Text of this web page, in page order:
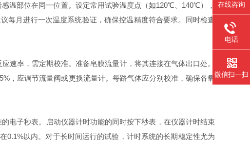
温部位在同一位置。设定常用试验温度点（如120℃、140℃），
月进行一次温度系统验证，确保控温精度符合要求。同时检查
速率，需定期校准。准备皂膜流量计，将其连接在气体出口处。
，应调节流量阀或更换流量计。每路气体应分别校准，确保各氧
电子秒表。启动仪器计时功能的同时按下秒表，在仪器计时结束
0.1%以内。对于长时间运行的试验，计时系统的长期稳定性尤为
在线咨询
电话
微信扫一扫